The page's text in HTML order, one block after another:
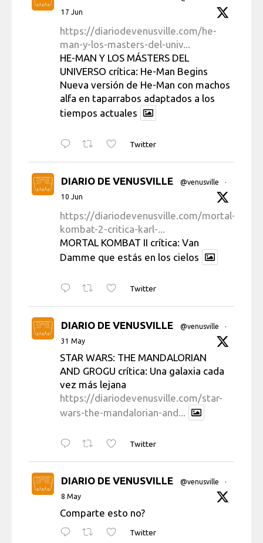
17 Jun
https://diariodevenusville.com/he-
man-y-los-masters-del-univ...
HE-MAN Y LOS MÁSTERS DEL
UNIVERSO crítica: He-Man Begins
Nueva versión de He-Man con machos
alfa en taparrabos adaptados a los
tiempos actuales
Twitter
DIARIO DE VENUSVILLE @venusville
·
10 Jun
https://diariodevenusville.com/mortal-
kombat-2-critica-karl-...
MORTAL KOMBAT II crítica: Van
Damme que estás en los cielos
Twitter
DIARIO DE VENUSVILLE @venusville
·
31 May
STAR WARS: THE MANDALORIAN
AND GROGU crítica: Una galaxia cada
vez más lejana
https://diariodevenusville.com/star-
wars-the-mandalorian-and...
Twitter
DIARIO DE VENUSVILLE @venusville
·
8 May
Comparte esto no?
Twitter